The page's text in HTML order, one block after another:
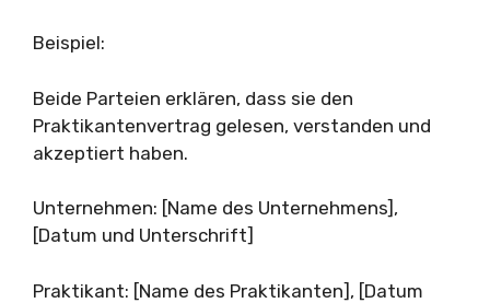
Beispiel:
Beide Parteien erklären, dass sie den
Praktikantenvertrag gelesen, verstanden und
akzeptiert haben.
Unternehmen: [Name des Unternehmens],
[Datum und Unterschrift]
Praktikant: [Name des Praktikanten], [Datum